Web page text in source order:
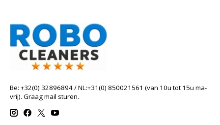
Be: +32(0) 32896894 / NL:+31(0) 850021561 (van 10u tot 15u ma-
vrij). Graag mail sturen.